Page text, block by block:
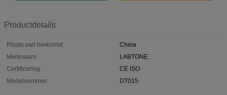
Productdetails
Plaats van herkomst:
China
Merknaam:
LABTONE
Certificering:
CE ISO
Modelnummer:
DT015